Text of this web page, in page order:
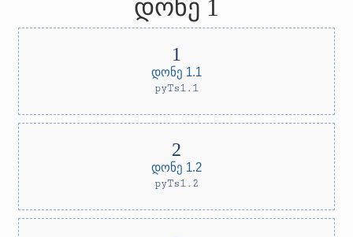
დონე 1
დონე 1.1
pyTs1.1
დონე 1.2
pyTs1.2